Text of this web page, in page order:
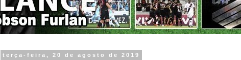
terça-feira, 20 de agosto de 2019